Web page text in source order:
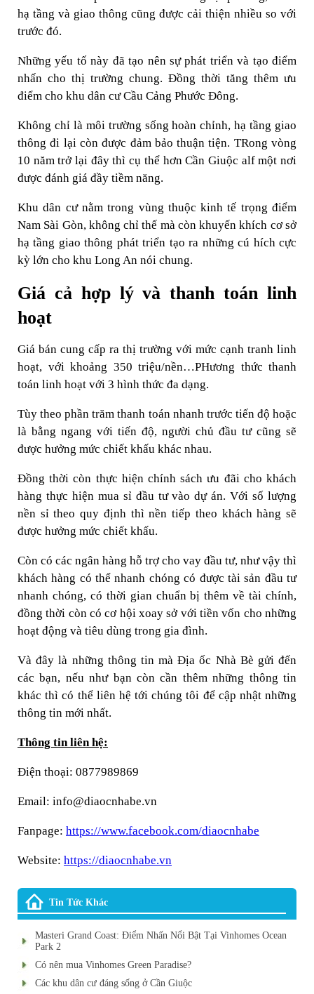
hạ tầng và giao thông cũng được cải thiện nhiều so với
trước đó.
Những yếu tố này đã tạo nên sự phát triển và tạo điểm
nhấn cho thị trường chung. Đồng thời tăng thêm ưu
điểm cho khu dân cư Cầu Cảng Phước Đông.
Không chỉ là môi trường sống hoàn chỉnh, hạ tầng giao
thông đi lại còn được đảm bảo thuận tiện. TRong vòng
10 năm trở lại đây thì cụ thể hơn Cần Giuộc alf một nơi
được đánh giá đầy tiềm năng.
Khu dân cư nằm trong vùng thuộc kinh tế trọng điểm
Nam Sài Gòn, không chỉ thế mà còn khuyến khích cơ sở
hạ tầng giao thông phát triển tạo ra những cú hích cực
kỳ lớn cho khu Long An nói chung.
Giá cả hợp lý và thanh toán linh
hoạt
Giá bán cung cấp ra thị trường với mức cạnh tranh linh
hoạt, với khoảng 350 triệu/nền…PHương thức thanh
toán linh hoạt với 3 hình thức đa dạng.
Tùy theo phần trăm thanh toán nhanh trước tiến độ hoặc
là bằng ngang với tiến độ, người chủ đầu tư cũng sẽ
được hưởng mức chiết khấu khác nhau.
Đồng thời còn thực hiện chính sách ưu đãi cho khách
hàng thực hiện mua sỉ đầu tư vào dự án. Với số lượng
nền sỉ theo quy định thì nền tiếp theo khách hàng sẽ
được hưởng mức chiết khấu.
Còn có các ngân hàng hỗ trợ cho vay đầu tư, như vậy thì
khách hàng có thể nhanh chóng có được tài sản đầu tư
nhanh chóng, có thời gian chuẩn bị thêm về tài chính,
đồng thời còn có cơ hội xoay sở với tiền vốn cho những
hoạt động và tiêu dùng trong gia đình.
Và đây là những thông tin mà Địa ốc Nhà Bè gửi đến
các bạn, nếu như bạn còn cần thêm những thông tin
khác thì có thể liên hệ tới chúng tôi để cập nhật những
thông tin mới nhất.
Thông tin liên hệ:
Điện thoại: 0877989869
Email: info@diaocnhabe.vn
Fanpage: https://www.facebook.com/diaocnhabe
Website: https://diaocnhabe.vn
Tin Tức Khác
Masteri Grand Coast: Điểm Nhấn Nổi Bật Tại Vinhomes Ocean
Park 2
Có nên mua Vinhomes Green Paradise?
Các khu dân cư đáng sống ở Cần Giuộc